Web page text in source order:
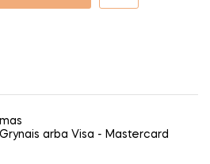
Grynais arba Visa - Mastercard